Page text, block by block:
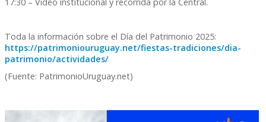
Toda la información sobre el Día del Patrimonio 2025:
https://patrimoniouruguay.net/fiestas-tradiciones/dia-
patrimonio/actividades/
(Fuente: PatrimonioUruguay.net)